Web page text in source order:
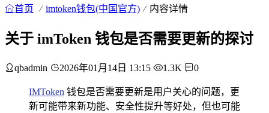
首页 imtoken钱包(中国官方) 内容详情
关于 imToken 钱包是否需要更新的探讨
qbadmin 2026年01月14日 13:15 1.3K 0
IMToken 钱包是否需要更新是用户关心的问题，更
新可能带来新功能、安全性提升等好处，但也可能